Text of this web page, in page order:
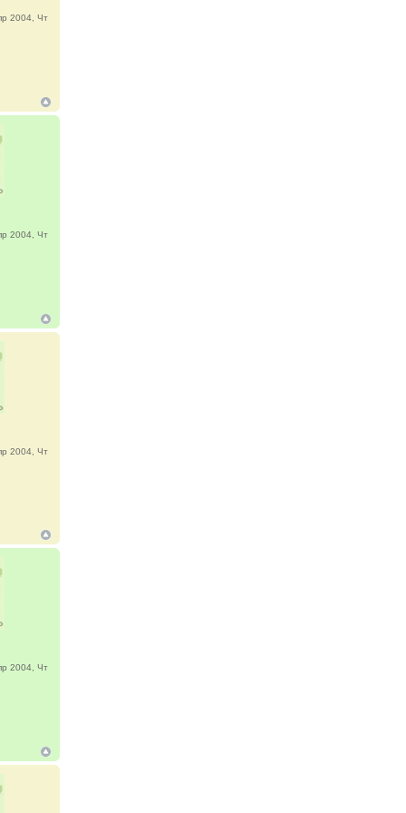
2004, Чт
2004, Чт
2004, Чт
2004, Чт